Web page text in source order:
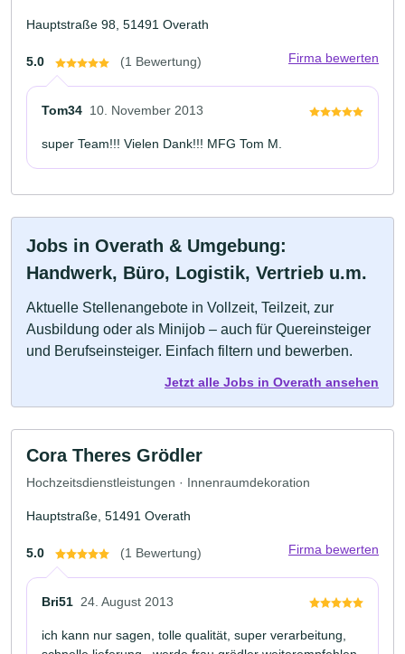
Hauptstraße 98, 51491 Overath
5.0 (1 Bewertung) Firma bewerten
Tom34 10. November 2013
super Team!!! Vielen Dank!!! MFG Tom M.
Jobs in Overath & Umgebung:
Handwerk, Büro, Logistik, Vertrieb u.m.
Aktuelle Stellenangebote in Vollzeit, Teilzeit, zur
Ausbildung oder als Minijob – auch für Quereinsteiger
und Berufseinsteiger. Einfach filtern und bewerben.
Jetzt alle Jobs in Overath ansehen
Cora Theres Grödler
Hochzeitsdienstleistungen · Innenraumdekoration
Hauptstraße, 51491 Overath
5.0 (1 Bewertung) Firma bewerten
Bri51 24. August 2013
ich kann nur sagen, tolle qualität, super verarbeitung,